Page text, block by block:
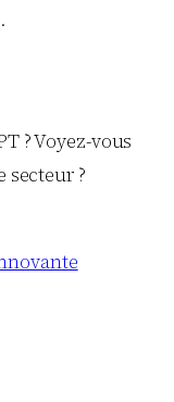
? Voyez-vous
secteur ?